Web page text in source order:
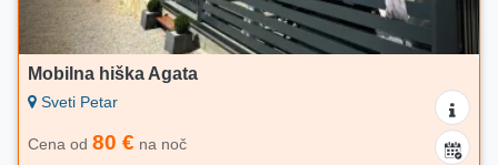
Mobilna hiška Agata
Sveti Petar
Cena od 80 € na noč